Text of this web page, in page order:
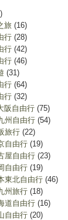
旅 (16)
行 (28)
行 (42)
行 (46)
(31)
行 (64)
行 (32)
阪自由行 (75)
州自由行 (54)
旅行 (22)
自由行 (19)
屋自由行 (23)
自由行 (19)
東北自由行 (46)
州旅行 (18)
道自由行 (16)
自由行 (20)